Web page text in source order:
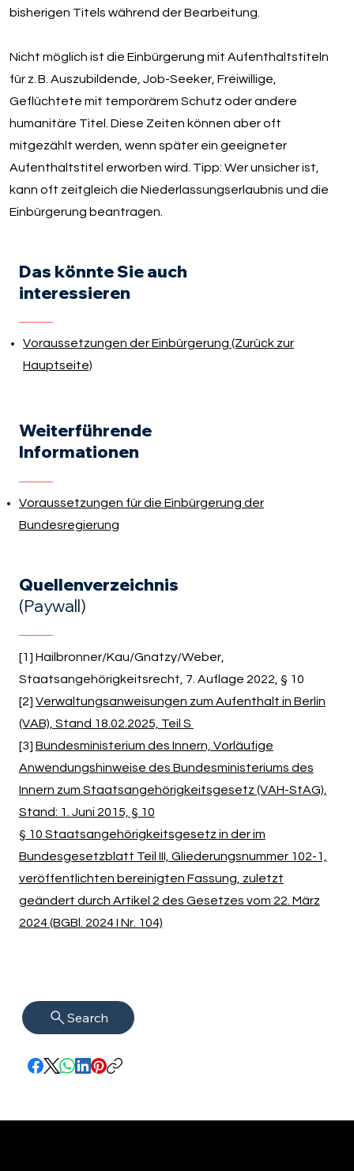
bisherigen Titels während der Bearbeitung.
Nicht möglich ist die Einbürgerung mit Aufenthaltstiteln
für z. B. Auszubildende, Job-Seeker, Freiwillige,
Geflüchtete mit temporärem Schutz oder andere
humanitäre Titel. Diese Zeiten können aber oft
mitgezählt werden, wenn später ein geeigneter
Aufenthaltstitel erworben wird. Tipp: Wer unsicher ist,
kann oft zeitgleich die Niederlassungserlaubnis und die
Einbürgerung beantragen.
Das könnte Sie auch
interessieren
Voraussetzungen der Einbürgerung (Zurück zur
Hauptseite)
Weiterführende
Informationen
Voraussetzungen für die Einbürgerung der
Bundesregierung
Quellenverzeichnis
(Paywall)
[1] Hailbronner/Kau/Gnatzy/Weber,
Staatsangehörigkeitsrecht, 7. Auflage 2022, § 10
[2] Verwaltungsanweisungen zum Aufenthalt in Berlin
(VAB), Stand 18.02.2025, Teil S
[3] Bundesministerium des Innern, Vorläufige
Anwendungshinweise des Bundesministeriums des
Innern zum Staatsangehörigkeitsgesetz (VAH-StAG),
Stand: 1. Juni 2015, § 10
§ 10 Staatsangehörigkeitsgesetz in der im
Bundesgesetzblatt Teil III, Gliederungsnummer 102-1,
veröffentlichten bereinigten Fassung, zuletzt
geändert durch Artikel 2 des Gesetzes vom 22. März
2024 (BGBl. 2024 I Nr. 104)
Search